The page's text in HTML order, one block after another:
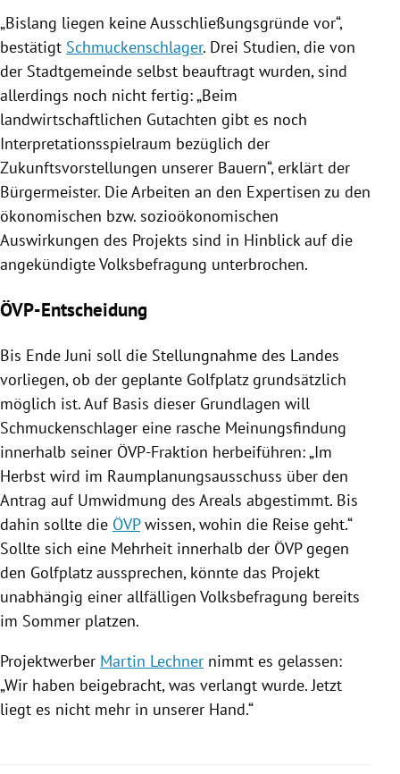
„Bislang liegen keine Ausschließungsgründe vor“,
bestätigt Schmuckenschlager. Drei Studien, die von
der Stadtgemeinde selbst beauftragt wurden, sind
allerdings noch nicht fertig: „Beim
landwirtschaftlichen Gutachten gibt es noch
Interpretationsspielraum bezüglich der
Zukunftsvorstellungen unserer Bauern“, erklärt der
Bürgermeister. Die Arbeiten an den Expertisen zu den
ökonomischen bzw. sozioökonomischen
Auswirkungen des Projekts sind in Hinblick auf die
angekündigte Volksbefragung unterbrochen.
ÖVP-Entscheidung
Bis Ende Juni soll die Stellungnahme des Landes
vorliegen, ob der geplante Golfplatzgrundsätzlich
möglich ist. Auf Basis dieser Grundlagen will
Schmuckenschlager eine rasche Meinungsfindung
innerhalb seiner ÖVP-Fraktion herbeiführen: „Im
Herbst wird im Raumplanungsausschuss über den
Antrag auf Umwidmung des Areals abgestimmt. Bis
dahin sollte die ÖVPwissen, wohin die Reise geht.“
Sollte sich eine Mehrheit innerhalb der ÖVPgegen
den Golfplatzaussprechen, könnte das Projekt
unabhängig einer allfälligen Volksbefragung bereits
im Sommer platzen.
Projektwerber Martin Lechner nimmt es gelassen:
„Wir haben beigebracht, was verlangt wurde. Jetzt
liegt es nicht mehr in unserer Hand.“